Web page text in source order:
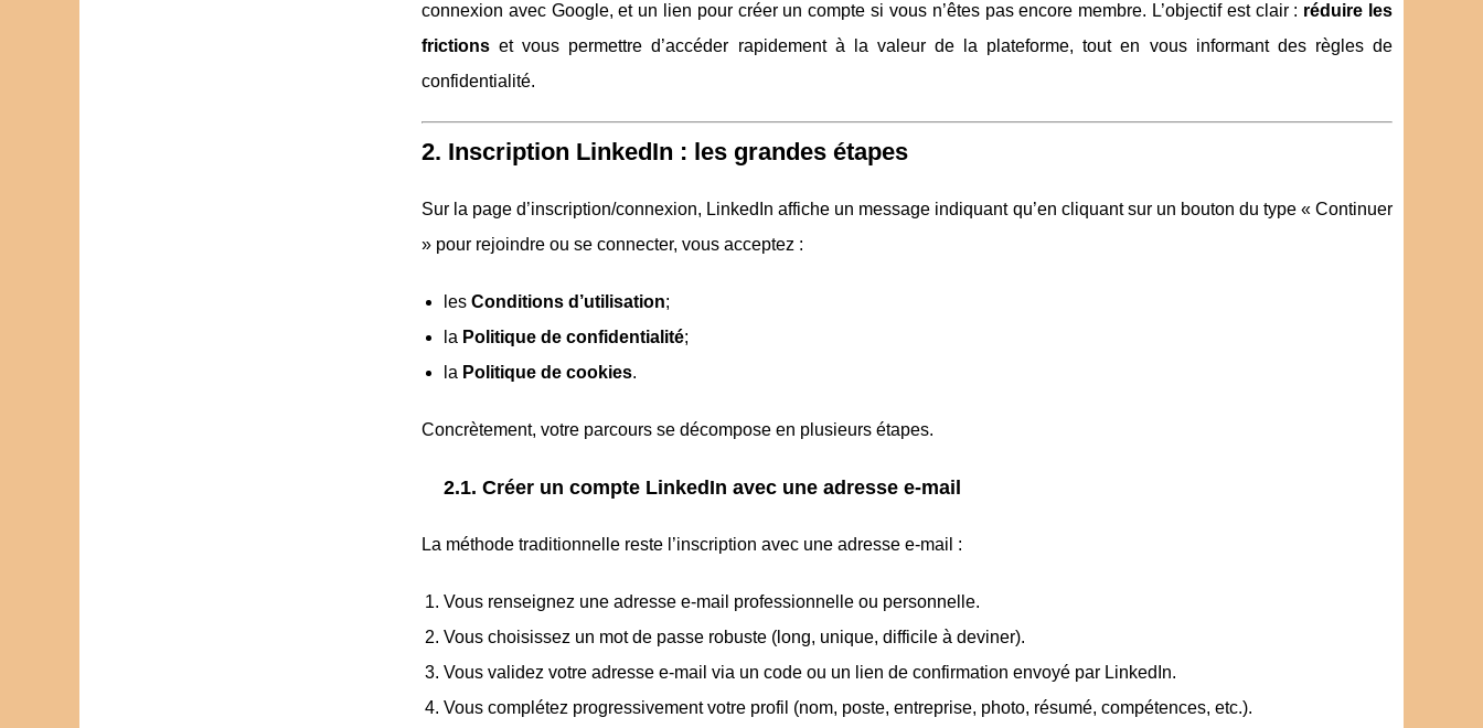
connexion avec Google, et un lien pour créer un compte si vous n’êtes pas encore membre. L’objectif est clair : réduire les
frictions et vous permettre d’accéder rapidement à la valeur de la plateforme, tout en vous informant des règles de
confidentialité.
2. Inscription LinkedIn : les grandes étapes
Sur la page d’inscription/connexion, LinkedIn affiche un message indiquant qu’en cliquant sur un bouton du type « Continuer
» pour rejoindre ou se connecter, vous acceptez :
les Conditions d’utilisation;
la Politique de confidentialité;
la Politique de cookies.
Concrètement, votre parcours se décompose en plusieurs étapes.
2.1. Créer un compte LinkedIn avec une adresse e‑mail
La méthode traditionnelle reste l’inscription avec une adresse e‑mail :
Vous renseignez une adresse e‑mail professionnelle ou personnelle.
Vous choisissez un mot de passe robuste (long, unique, difficile à deviner).
Vous validez votre adresse e‑mail via un code ou un lien de confirmation envoyé par LinkedIn.
Vous complétez progressivement votre profil (nom, poste, entreprise, photo, résumé, compétences, etc.).